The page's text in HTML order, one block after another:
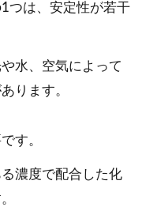
つは、安定性が若干
水、空気によって
ります。
す。
濃度で配合した化